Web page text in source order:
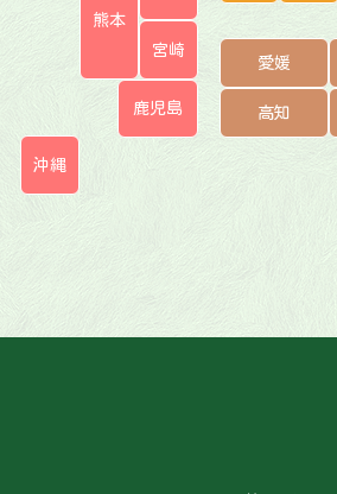
愛媛
高知
熊本
宮崎
鹿児島
沖縄